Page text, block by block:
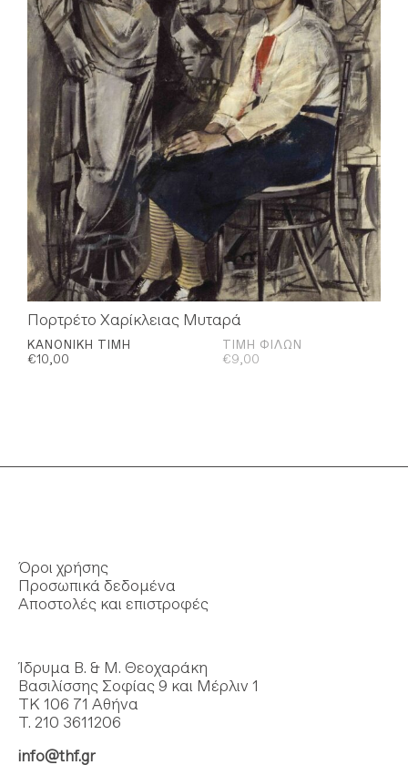
Πορτρέτο Χαρίκλειας Μυταρά
ΚΑΝΟΝΙΚΉ ΤΙΜΉ
€10,00
ΤΙΜΉ ΦΊΛΩΝ
€9,00
Όροι χρήσης
Προσωπικά δεδομένα
Αποστολές και επιστροφές
Ίδρυμα Β. & Μ. Θεοχαράκη
Βασιλίσσης Σοφίας 9 και Μέρλιν 1
ΤΚ 106 71 Αθήνα
Τ. 210 3611206
info@thf.gr